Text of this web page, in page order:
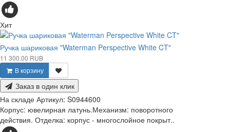
Хит
Ручка шариковая "Waterman Perspective White CT"
11 300.00 RUB
В корзину
Заказ в один клик
На складе Артикул: S0944600
Корпус: ювелирная латунь.Механизм: поворотного
действия. Отделка: корпус - многослойное покрыт..